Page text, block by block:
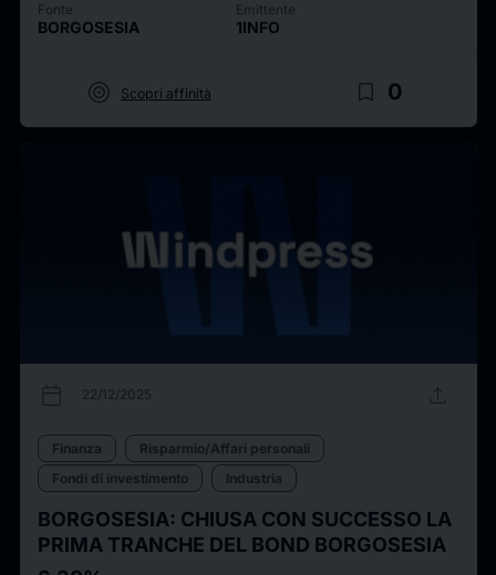
Fonte
BORGOSESIA
Emittente
1INFO
target Scopri affinità bookmark_border 0
calendar_today 22/12/2025 upload
Finanza
Risparmio/Affari personali
Fondi di investimento
Industria
BORGOSESIA: CHIUSA CON SUCCESSO LA
PRIMA TRANCHE DEL BOND BORGOSESIA